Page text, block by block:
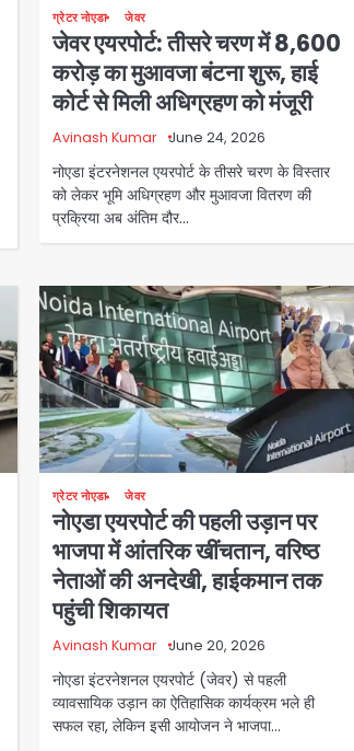
ग्रेटर नोएडा जेवर
जेवर एयरपोर्ट: तीसरे चरण में 8,600
करोड़ का मुआवजा बंटना शुरू, हाई
कोर्ट से मिली अधिग्रहण को मंजूरी
Avinash Kumar June 24, 2026
नोएडा इंटरनेशनल एयरपोर्ट के तीसरे चरण के विस्तार
को लेकर भूमि अधिग्रहण और मुआवजा वितरण की
प्रक्रिया अब अंतिम दौर…
ग्रेटर नोएडा जेवर
नोएडा एयरपोर्ट की पहली उड़ान पर
भाजपा में आंतरिक खींचतान, वरिष्ठ
नेताओं की अनदेखी, हाईकमान तक
पहुंची शिकायत
Avinash Kumar June 20, 2026
नोएडा इंटरनेशनल एयरपोर्ट (जेवर) से पहली
व्यावसायिक उड़ान का ऐतिहासिक कार्यक्रम भले ही
सफल रहा, लेकिन इसी आयोजन ने भाजपा…